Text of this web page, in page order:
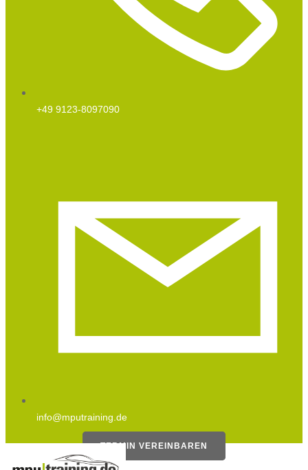
+49 9123-8097090
info@mputraining.de
TERMIN VEREINBAREN